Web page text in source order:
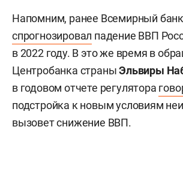
Напомним, ранее Всемирный банк
спрогнозировал падение ВВП
в 2022 году. В это же время в
Центробанка страныЭльвиры
в годовом отчете регулятора
подстройка к новым условиям
вызовет снижение ВВП.